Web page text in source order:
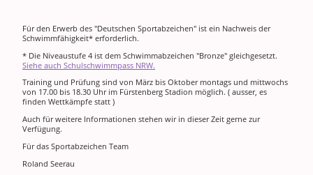
Für den Erwerb des "Deutschen Sportabzeichen" ist ein Nachweis der
Schwimmfähigkeit* erforderlich.
* Die Niveaustufe 4 ist dem Schwimmabzeichen "Bronze" gleichgesetzt.
Siehe auch Schulschwimmpass NRW.
Training und Prüfung sind von März bis Oktober montags und mittwochs
von 17.00 bis 18.30 Uhr im Fürstenberg Stadion möglich. ( ausser, es
finden Wettkämpfe statt )
Auch für weitere Informationen stehen wir in dieser Zeit gerne zur
Verfügung.
Für das Sportabzeichen Team
Roland Seerau